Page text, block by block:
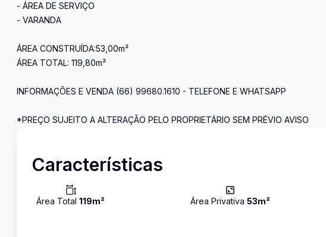
- ÁREA DE SERVIÇO
- VARANDA
ÁREA CONSTRUÍDA:53,00m²
ÁREA TOTAL: 119,80m²
INFORMAÇÕES E VENDA (66) 99680.1610 - TELEFONE E WHATSAPP
*PREÇO SUJEITO A ALTERAÇÃO PELO PROPRIETÁRIO SEM PRÉVIO AVISO
Características
Área Total 119m² Área Privativa 53m²